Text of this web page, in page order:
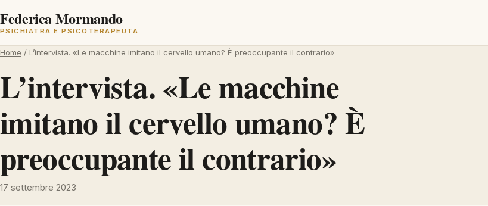
Federica Mormando
PSICHIATRA E PSICOTERAPEUTA
Home / L’intervista. «Le macchine imitano il cervello umano? È preoccupante il contrario»
L’intervista. «Le macchine
imitano il cervello umano? È
preoccupante il contrario»
17 settembre 2023